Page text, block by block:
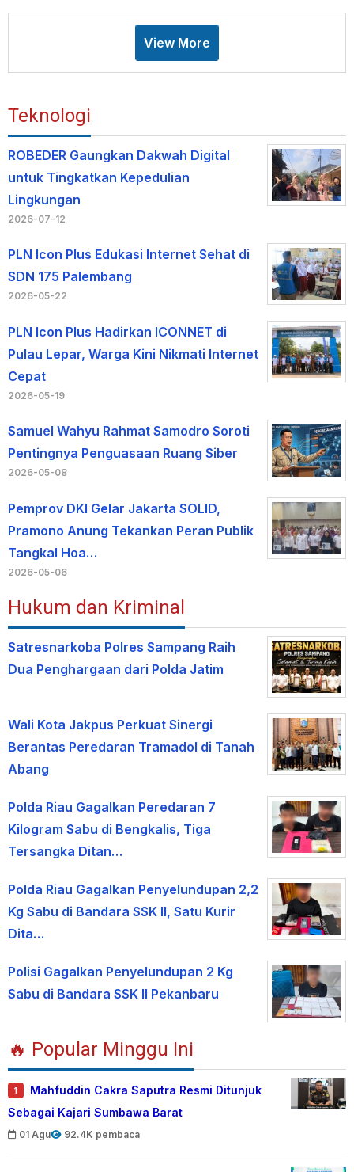
View More
Teknologi
ROBEDER Gaungkan Dakwah Digital
untuk Tingkatkan Kepedulian
Lingkungan
2026-07-12
PLN Icon Plus Edukasi Internet Sehat di
SDN 175 Palembang
2026-05-22
PLN Icon Plus Hadirkan ICONNET di
Pulau Lepar, Warga Kini Nikmati Internet
Cepat
2026-05-19
Samuel Wahyu Rahmat Samodro Soroti
Pentingnya Penguasaan Ruang Siber
2026-05-08
Pemprov DKI Gelar Jakarta SOLID,
Pramono Anung Tekankan Peran Publik
Tangkal Hoa…
2026-05-06
Hukum dan Kriminal
Satresnarkoba Polres Sampang Raih
Dua Penghargaan dari Polda Jatim
Wali Kota Jakpus Perkuat Sinergi
Berantas Peredaran Tramadol di Tanah
Abang
Polda Riau Gagalkan Peredaran 7
Kilogram Sabu di Bengkalis, Tiga
Tersangka Ditan…
Polda Riau Gagalkan Penyelundupan 2,2
Kg Sabu di Bandara SSK II, Satu Kurir
Dita…
Polisi Gagalkan Penyelundupan 2 Kg
Sabu di Bandara SSK II Pekanbaru
🔥 Popular Minggu Ini
1
Mahfuddin Cakra Saputra Resmi Ditunjuk
Sebagai Kajari Sumbawa Barat
01 Agu 92.4K pembaca